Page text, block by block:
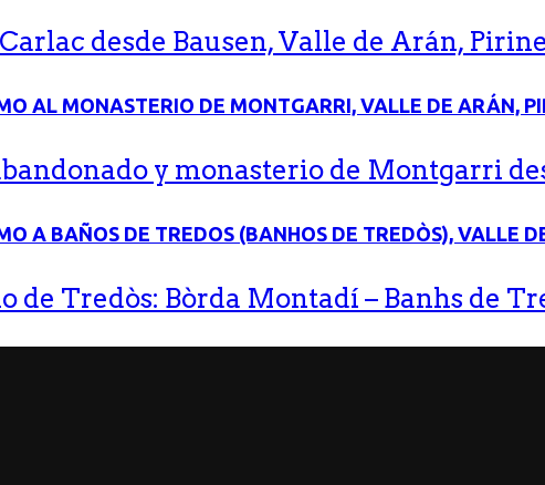
desde Bausen, Valle de Arán,
y monasterio de Montgarri
de Tredòs: Bòrda Montadí – Banhs de